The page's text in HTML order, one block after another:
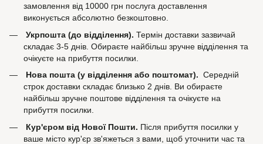
замовлення від 10000 грн послуга доставлення
виконується абсолютно безкоштовно.
Укрпошта (до відділення). Термін доставки зазвичай
складає 3-5 днів. Обираєте найбільш зручне відділення та
очікуєте на прибуття посилки.
Нова пошта (у відділення або поштомат). Середній
строк доставки складає близько 2 днів. Ви обираєте
найбільш зручне поштове відділення та очікуєте на
прибуття посилки.
Кур'єром від Нової Пошти. Після прибуття посилки у
ваше місто кур'єр зв'яжеться з вами, щоб уточнити час та